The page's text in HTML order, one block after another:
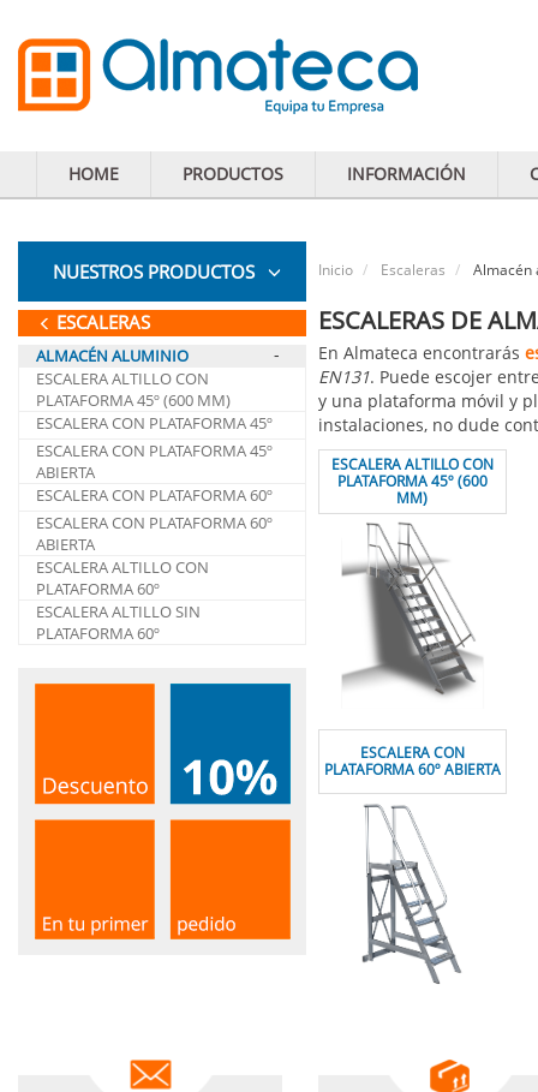
HOME PRODUCTOS INFORMACIÓN
NUESTROS PRODUCTOS
ESCALERAS
ALMACÉN ALUMINIO -
ESCALERA ALTILLO CON
PLATAFORMA 45º (600 MM)
ESCALERA CON PLATAFORMA 45º
ESCALERA CON PLATAFORMA 45º
ABIERTA
ESCALERA CON PLATAFORMA 60º
ESCALERA CON PLATAFORMA 60º
ABIERTA
ESCALERA ALTILLO CON
PLATAFORMA 60º
ESCALERA ALTILLO SIN
PLATAFORMA 60º
Inicio Escaleras Almacén
ESCALERAS DE
En Almateca encontrarás
EN131. Puede escojer
y una plataforma móvil y
instalaciones, no dude
ESCALERA ALTILLO CON
PLATAFORMA 45º (600
MM)
ESCALERA CON
PLATAFORMA 60º ABIERTA